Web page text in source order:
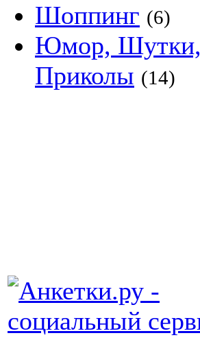
Шоппинг (6)
Юмор, Шутки,
Приколы (14)